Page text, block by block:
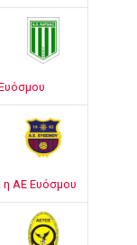
η ΑΕ Ευόσμου